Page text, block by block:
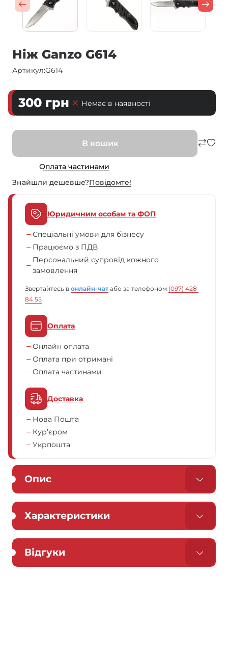
Ніж Ganzo G614
Артикул:G614
300 грн Немає в наявності
В кошик
Оплата частинами
Знайшли дешевше?Повiдомте!
Юридичним особам та ФОП
Спеціальні умови для бізнесу
Працюємо з ПДВ
Персональний супровід кожного
замовлення
Звертайтесь в онлайн-чат або за телефоном (097) 428
84 55
Оплата
Онлайн оплата
Оплата при отримані
Оплата частинами
Доставка
Нова Пошта
Кур’єром
Укрпошта
Опис
Характеристики
Відгуки